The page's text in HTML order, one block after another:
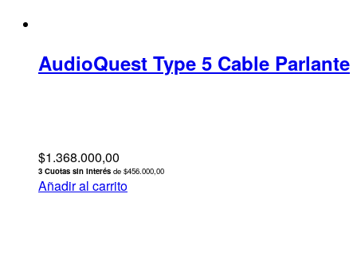
AudioQuest Type 5 Cable Parlante
$1.368.000,00
3 Cuotas sin interés de $456.000,00
Añadir al carrito